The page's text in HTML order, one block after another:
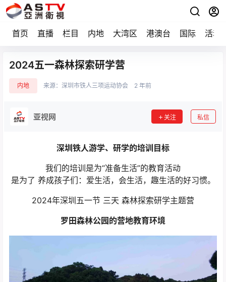
首页 直播 栏目 内地 大湾区 港澳台 国际 活动
2024五一森林探索研学营
内地 来源： 深圳市铁人三项运动协会 2 年前
亚视网 关注 私信
深圳铁人游学、研学的培训目标
我们的培训是为“准备生活”的教育活动
是为了 养成孩子们：爱生活，会生活，趣生活的好习惯。
2024年深圳五一节 三天 森林探索研学主题营
罗田森林公园的营地教育环境